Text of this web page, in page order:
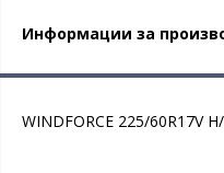
Информации за
WINDFORCE 225/60R17V